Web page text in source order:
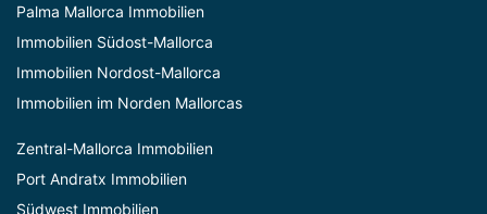
Palma Mallorca Immobilien
Immobilien Südost-Mallorca
Immobilien Nordost-Mallorca
Immobilien im Norden Mallorcas
Zentral-Mallorca Immobilien
Port Andratx Immobilien
Südwest Immobilien